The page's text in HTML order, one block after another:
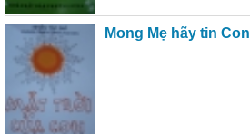
Mong Mẹ hãy tin Con